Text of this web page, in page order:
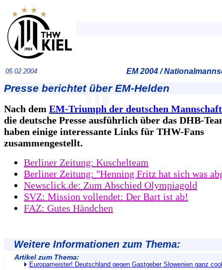
05.02.2004 EM 2004 /
Presse berichtet über EM-Helden
Nach dem EM-Triumph der deutschen Mannschaft
die deutsche Presse ausführlich über das DHB-
haben einige interessante Links für THW-Fans
zusammengestellt.
Berliner Zeitung: Kuschelteam
Berliner Zeitung: "Henning Fritz hat sich was
Newsclick.de: Zum Abschied Olympiagold
SVZ: Mission vollendet: Der Bart ist ab!
FAZ: Gutes Händchen
Weitere Informationen zum Thema:
Artikel zum Thema:
Europameister! Deutschland gegen Gastgeber Slowenien ganz